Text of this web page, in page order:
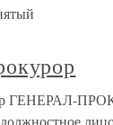
ГЕНЕРАЛ-